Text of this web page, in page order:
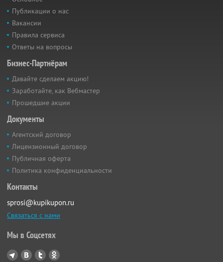
Публикации о нас
Вакансии
Правила сервиса
Ответы на вопросы
Бизнес-Партнёрам
Давайте сделаем акцию!
Заработайте, как Вебмастер
Прошедшие акции
Документы
Агентский договор
Лицензионный договор
Публичная оферта
Политика конфиденциальности
Контакты
sprosi@kupikupon.ru
Связаться с нами
Мы в Соцсетях